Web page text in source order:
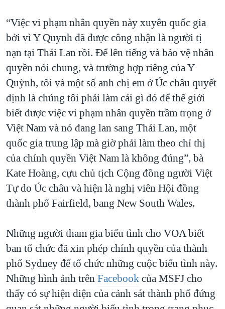
“Việc vi phạm nhân quyền này xuyên quốc gia
bởi vì Y Quynh đã được công nhận là người tị
nạn tại Thái Lan rồi. Để lên tiếng và bảo vệ nhân
quyền nói chung, và trường hợp riêng của Y
Quỳnh, tôi và một số anh chị em ở Úc châu quyết
định là chúng tôi phải làm cái gì đó để thế giới
biết được việc vi phạm nhân quyền trầm trọng ở
Việt Nam và nó đang lan sang Thái Lan, một
quốc gia trung lập mà giờ phải làm theo chỉ thị
của chính quyền Việt Nam là không đúng”, bà
Kate Hoàng, cựu chủ tịch Cộng đồng người Việt
Tự do Úc châu và hiện là nghị viên Hội đồng
thành phố Fairfield, bang New South Wales.
Những người tham gia biểu tình cho VOA biết
ban tổ chức đã xin phép chính quyền của thành
phố Sydney để tổ chức những cuộc biểu tình này.
Những hình ảnh trênFacebookcủa MSFJ cho
thấy có sự hiện diện của cảnh sát thành phố đứng